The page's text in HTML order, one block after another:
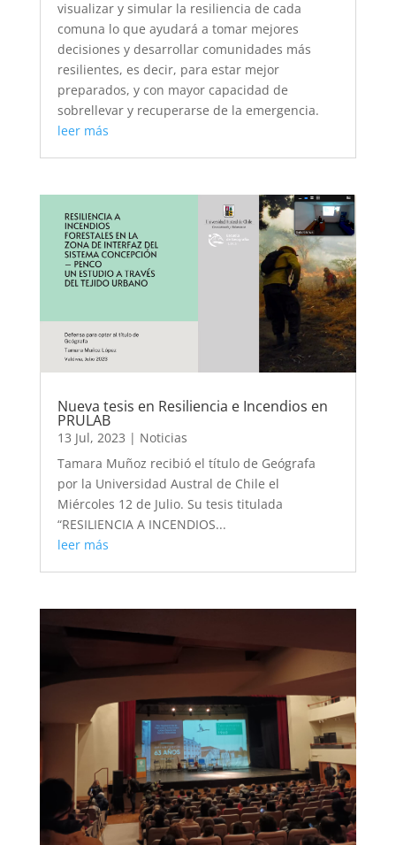
visualizar y simular la resiliencia de cada
comuna lo que ayudará a tomar mejores
decisiones y desarrollar comunidades más
resilientes, es decir, para estar mejor
preparados, y con mayor capacidad de
sobrellevar y recuperarse de la emergencia.
leer más
Nueva tesis en Resiliencia e Incendios en
PRULAB
13 Jul, 2023 | Noticias
Tamara Muñoz recibió el título de Geógrafa
por la Universidad Austral de Chile el
Miércoles 12 de Julio. Su tesis titulada
“RESILIENCIA A INCENDIOS...
leer más